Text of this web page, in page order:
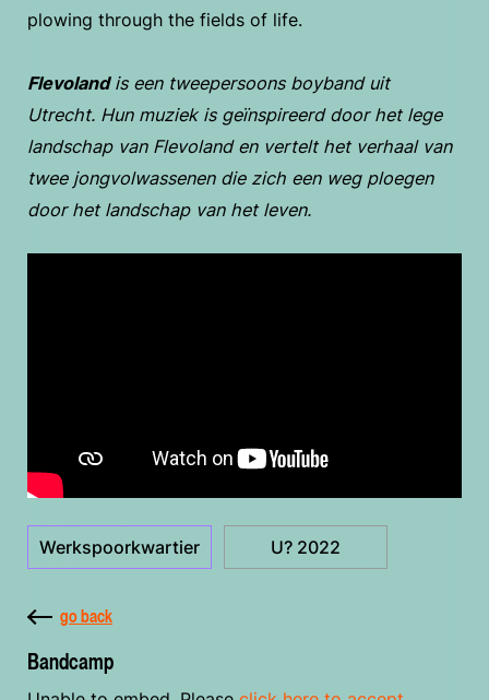
plowing through the fields of life.
Flevolandis een tweepersoons boyband uit
Utrecht. Hun muziek is geïnspireerd door het lege
landschap van Flevoland en vertelt het verhaal van
twee jongvolwassenen die zich een weg ploegen
door het landschap van het leven.
Werkspoorkwartier U? 2022
go back
Bandcamp